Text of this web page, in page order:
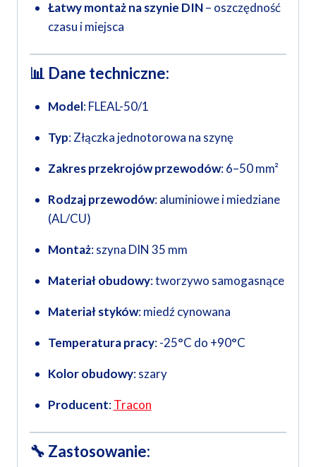
Łatwy montaż na szynie DIN– oszczędność
czasu i miejsca
📊 Dane techniczne:
Model: FLEAL-50/1
Typ: Złączka jednotorowa na szynę
Zakres przekrojów przewodów: 6–50 mm²
Rodzaj przewodów: aluminiowe i miedziane
(AL/CU)
Montaż: szyna DIN 35 mm
Materiał obudowy: tworzywo samogasnące
Materiał styków: miedź cynowana
Temperatura pracy: -25°C do +90°C
Kolor obudowy: szary
Producent:Tracon
🔧 Zastosowanie: